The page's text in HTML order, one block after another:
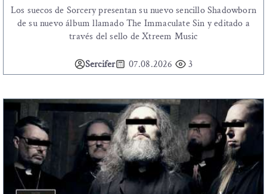
Los suecos de Sorcery presentan su nuevo sencillo Shadowborn
de su nuevo álbum llamado The Immaculate Sin y editado a
través del sello de Xtreem Music
Sercifer 07.08.2026 3